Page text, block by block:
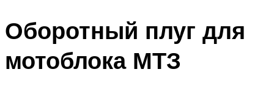
Оборотный плуг для
мотоблока МТЗ